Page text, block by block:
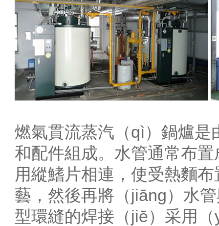
燃氣貫流蒸汽（qì）鍋爐是
和配件組成。水管通常布
用縱鰭片相連，使受熱麵
藝，然後再將（jiāng）水
型環縫的焊接（jiē）采用